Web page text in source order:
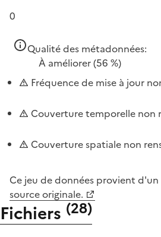
0
Qualité des métadonnées:
À améliorer(56 %)
Fréquence de mise à jour
Couverture temporelle non
Couverture spatiale non
Ce jeu de données provient
source originale.
Fichiers (28)